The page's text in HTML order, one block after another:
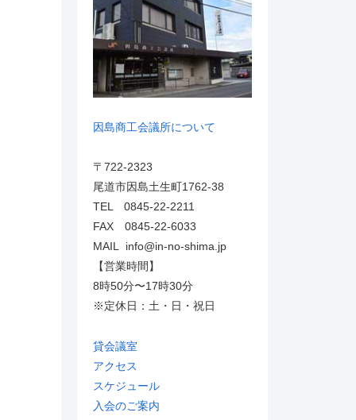
因島商工会議所について
〒722-2323
尾道市因島土生町1762-38
TEL 0845-22-2211
FAX 0845-22-6033
MAIL info@in-no-shima.jp
【営業時間】
8時50分〜17時30分
※定休日：土・日・祝日
貸会議室
アクセス
スケジュール
入会のご案内